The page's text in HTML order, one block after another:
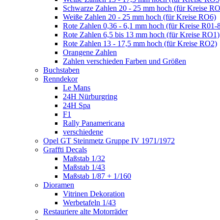
Schwarze Zahlen 20 - 25 mm hoch (für Kreise
Weiße Zahlen 20 - 25 mm hoch (für Kreise RO6)
Rote Zahlen 0,36 - 6,1 mm hoch (für Kreise R01-
Rote Zahlen 6,5 bis 13 mm hoch (für Kreise RO1)
Rote Zahlen 13 - 17,5 mm hoch (für Kreise RO2)
Orangene Zahlen
Zahlen verschieden Farben und Größen
Buchstaben
Renndekor
Le Mans
24H Nürburgring
24H Spa
F1
Rally Panamericana
verschiedene
Opel GT Steinmetz Gruppe IV 1971/1972
Graffti Decals
Maßstab 1/32
Maßstab 1/43
Maßstab 1/87 + 1/160
Dioramen
Vitrinen Dekoration
Werbetafeln 1/43
Restauriere alte Motorräder